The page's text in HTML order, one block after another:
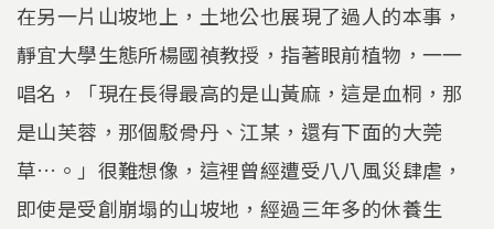
在另一片山坡地上，土地公也展現了過人的本事，
靜宜大學生態所楊國禎教授，指著眼前植物，一一
唱名，「現在長得最高的是山黃麻，這是血桐，那
是山芙蓉，那個駁骨丹、江某，還有下面的大莞
草…。」很難想像，這裡曾經遭受八八風災肆虐，
即使是受創崩塌的山坡地，經過三年多的休養生